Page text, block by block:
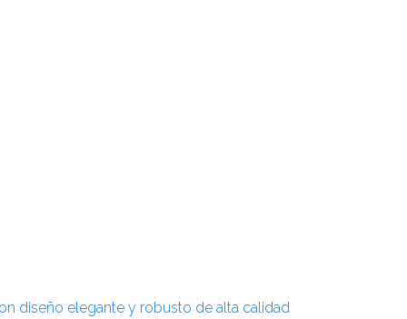
diseño elegante y robusto de alta calidad